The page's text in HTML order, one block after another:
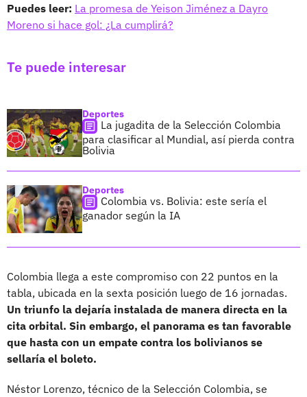
Puedes leer: La promesa de Yeison Jiménez a Dayro
Moreno si hace gol: ¿La cumplirá?
Te puede interesar
Deportes
La jugadita de la Selección Colombia
para clasificar al Mundial, así pierda contra
Bolivia
Deportes
Colombia vs. Bolivia: este sería el
ganador según la IA
Colombia llega a este compromiso con 22 puntos en la
tabla, ubicada en la sexta posición luego de 16 jornadas.
Un triunfo la dejaría instalada de manera directa en la
cita orbital. Sin embargo, el panorama es tan favorable
que hasta con un empate contra los bolivianos se
sellaría el boleto.
Néstor Lorenzo, técnico de la Selección Colombia, se